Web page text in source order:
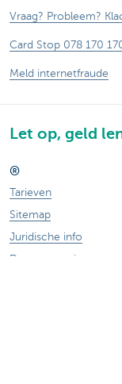
Vraag? Probleem?
Card Stop 078 170
Meld internetfraude
Let op, geld
®
Tarieven
Sitemap
Juridische info
Documentatie